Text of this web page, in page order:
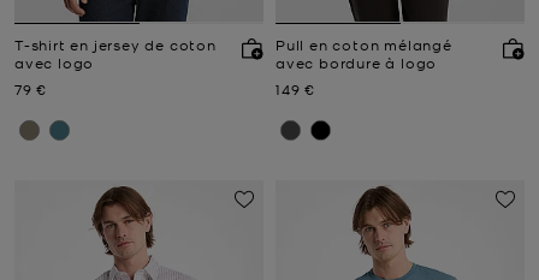
T-shirt en jersey de coton
avec logo
Prix actuel
79 €
Pull en coton mélangé
avec bordure à logo
Prix actuel
149 €